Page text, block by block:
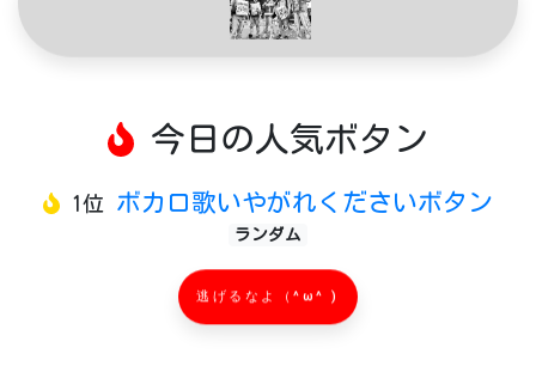
今日の人気ボタン
1位 ボカロ歌いやがれくださいボタン
ランダム
逃げるなよ（^ω^ )